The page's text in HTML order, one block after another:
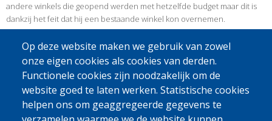
andere winkels die geopend werden met hetzelfde budget maar dit is
dankzij het feit dat hij een bestaande winkel kon overnemen.
In mei 2015, ongeveer 6 maanden na zijn terugkeer, is de situatie van
Mansour min of meer stabiel en heeft hij bijna al het geld voor de
overname van de winkel terugbetaald. De winkel is echter niet in
perfecte staat en hij zal een paar renovatiewerken moeten uitvoeren in
de toekomst maar hij trekt goed zijn plan voor een starter.Hij slaagt erin
zijn familie te onderhouden, wat een prioritaire behoefte is.
Op deze website maken we gebruik van zowel
onze eigen cookies als cookies van derden.
Functionele cookies zijn noodzakelijk om de
website goed te laten werken. Statistische cookies
helpen ons om geaggregeerde gegevens te